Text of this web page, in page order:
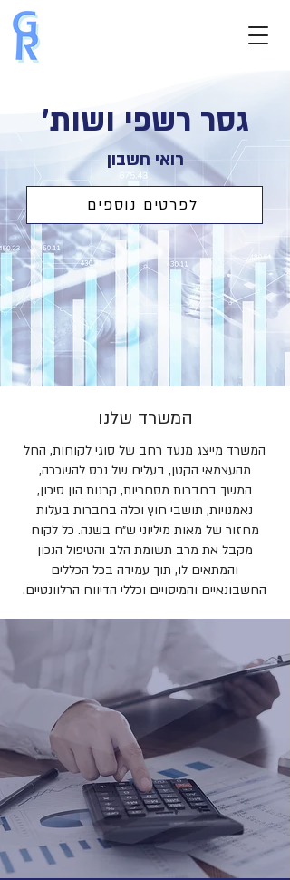
גסר רשפי ושות'
רואי חשבון
לפרטים נוספים
המשרד שלנו
המשרד מייצג מנעד רחב של סוגי לקוחות, החל
מהעצמאי הקטן, בעלים של נכס להשכרה,
המשך בחברות מסחריות, קרנות הון סיכון,
נאמנויות, תושבי חוץ וכלה בחברות בעלות
מחזור של מאות מיליוני ש״ח בשנה. כל לקוח
מקבל את מרב תשומת הלב והטיפול הנכון
והמתאים לו, תוך עמידה בכל הכללים
החשבונאיים והמיסויים וכללי הדיווח הרלוונטיים.